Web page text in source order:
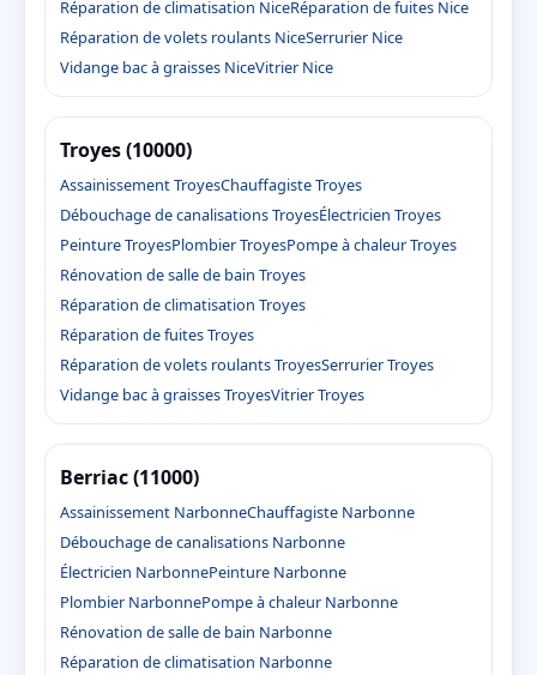
Réparation de climatisation NiceRéparation de fuites Nice
Réparation de volets roulants NiceSerrurier Nice
Vidange bac à graisses NiceVitrier Nice
Troyes (10000)
Assainissement TroyesChauffagiste Troyes
Débouchage de canalisations TroyesÉlectricien Troyes
Peinture TroyesPlombier TroyesPompe à chaleur Troyes
Rénovation de salle de bain Troyes
Réparation de climatisation Troyes
Réparation de fuites Troyes
Réparation de volets roulants TroyesSerrurier Troyes
Vidange bac à graisses TroyesVitrier Troyes
Berriac (11000)
Assainissement NarbonneChauffagiste Narbonne
Débouchage de canalisations Narbonne
Électricien NarbonnePeinture Narbonne
Plombier NarbonnePompe à chaleur Narbonne
Rénovation de salle de bain Narbonne
Réparation de climatisation Narbonne